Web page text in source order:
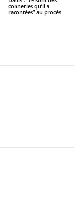
conneries qu’il a
racontées” au procès